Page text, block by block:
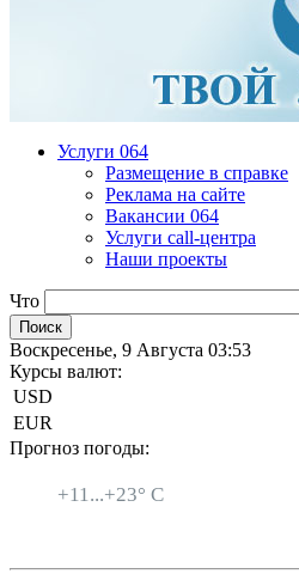
Услуги 064
Размещение в справке
Реклама на сайте
Вакансии 064
Услуги call-центра
Наши проекты
Что
Воскресенье, 9 Августа 03:53
Курсы валют:
USD
EUR
Прогноз погоды:
+11...+23° C